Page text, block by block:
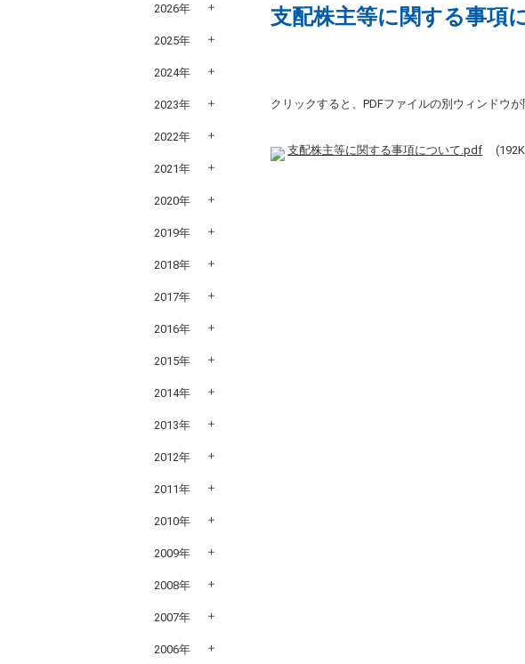
支配株主等に関する事項
クリックすると、PDFファイルの別ウィンドウが
支配株主等に関する事項について.pdf
2026年
2025年
2024年
2023年
2022年
2021年
2020年
2019年
2018年
2017年
2016年
2015年
2014年
2013年
2012年
2011年
2010年
2009年
2008年
2007年
2006年